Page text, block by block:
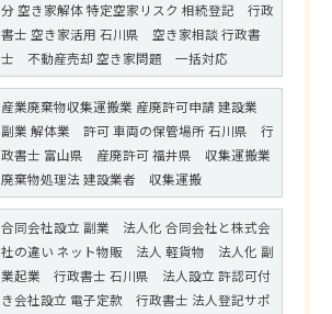
分 空き家解体 特定空家リスク 相続登記 行政
書士 空き家活用 石川県 空き家相談 行政書
士 不動産売却 空き家問題 一括対応
産業廃棄物収集運搬業 産廃許可申請 建設業
副業 解体業 許可 車両の保管場所 石川県 行
政書士 富山県 産廃許可 福井県 収集運搬業
廃棄物処理法 建設業者 収集運搬
合同会社設立 副業 法人化 合同会社と株式会
社の違い ネット物販 法人 軽貨物 法人化 副
業起業 行政書士 石川県 法人設立 許認可付
き会社設立 電子定款 行政書士 法人登記サポ